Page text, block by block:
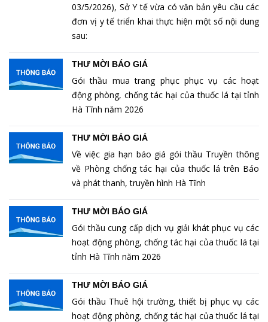
03/5/2026), Sở Y tế vừa có văn bản yêu cầu các
đơn vị y tế triển khai thực hiện một số nội dung
sau:
THƯ MỜI BÁO GIÁ
Gói thầu mua trang phục phục vụ các hoạt
động phòng, chống tác hại của thuốc lá tại tỉnh
Hà Tĩnh năm 2026
THƯ MỜI BÁO GIÁ
Về việc gia hạn báo giá gói thầu Truyền thông
về Phòng chống tác hại của thuốc lá trên Báo
và phát thanh, truyền hình Hà Tĩnh
THƯ MỜI BÁO GIÁ
Gói thầu cung cấp dịch vụ giải khát phục vụ các
hoạt động phòng, chống tác hại của thuốc lá tại
tỉnh Hà Tĩnh năm 2026
THƯ MỜI BÁO GIÁ
Gói thầu Thuê hội trường, thiết bị phục vụ các
hoạt động phòng, chống tác hại của thuốc lá tại